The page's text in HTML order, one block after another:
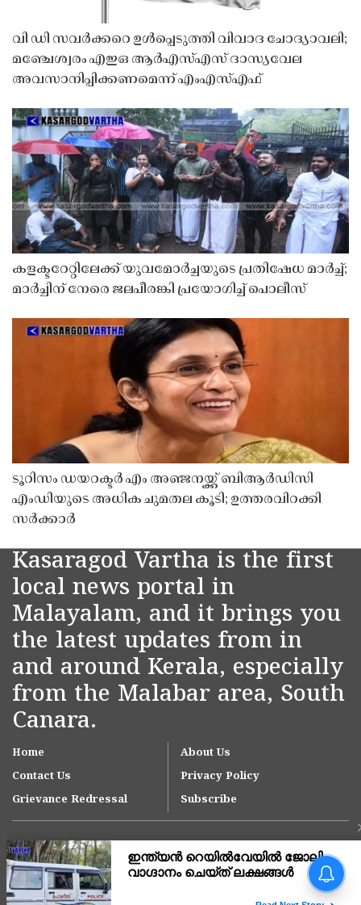
വി ഡി സവർക്കറെ ഉൾപ്പെടുത്തി വിവാദ ചോദ്യാവലി;
മഞ്ചേശ്വരം എഇഒ ആർഎസ്എസ് ദാസ്യവേല
അവസാനിപ്പിക്കണമെന്ന് എംഎസ്എഫ്
കളക്ടറേറ്റിലേക്ക് യുവമോർച്ചയുടെ പ്രതിഷേധ മാർച്ച്;
മാർച്ചിന് നേരെ ജലപീരങ്കി പ്രയോഗിച്ച് പൊലീസ്
ടൂറിസം ഡയറക്ടർ എം അഞ്ജനയ്ക്ക് ബിആർഡിസി
എംഡിയുടെ അധിക ചുമതല കൂടി; ഉത്തരവിറക്കി
സർക്കാർ
Kasaragod Vartha is the first
local news portal in
Malayalam, and it brings you
the latest updates from in
and around Kerala, especially
from the Malabar area, South
Canara.
Home
About Us
Contact Us
Privacy Policy
Grievance Redressal
Subscribe